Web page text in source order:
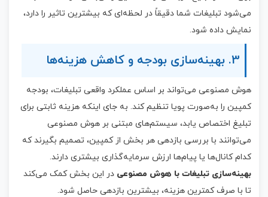
می‌شود تبلیغات شما دقیقاً در لحظه‌ای که بیشترین تاثیر را دارد،
نمایش داده شود.
3. بهینه‌سازی بودجه و کاهش هزینه‌ها
هوش مصنوعی می‌تواند بر اساس عملکرد واقعی تبلیغات، بودجه
کمپین را به‌صورت پویا تنظیم کند. به جای اینکه هزینه ثابتی برای
تبلیغ اختصاص یابد، سیستم‌های مبتنی بر هوش مصنوعی
می‌توانند با بررسی بازدهی هر بخش از کمپین، تصمیم بگیرند که
کدام کانال‌ها یا پیام‌ها ارزش سرمایه‌گذاری بیشتری دارند.
بهینه‌سازی تبلیغات با هوش مصنوعی در این بخش کمک می‌کند
تا با صرف کمترین هزینه، بیشترین بازدهی حاصل شود.